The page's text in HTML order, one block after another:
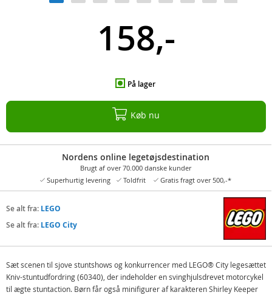
158,-
På lager
Køb nu
Nordens online legetøjsdestination
Brugt af over 70.000 danske kunder
Superhurtig levering
Toldfrit Gratis fragt over 500,-*
Se alt fra: LEGO
Se alt fra: LEGO City
Sæt scenen til sjove stuntshows og konkurrencer med LEGO® City legesættet
Kniv-stuntudfordring (60340), der indeholder en svinghjulsdrevet motorcykel
til ægte stuntaction. Børn får også minifigurer af karakteren Shirley Keeper